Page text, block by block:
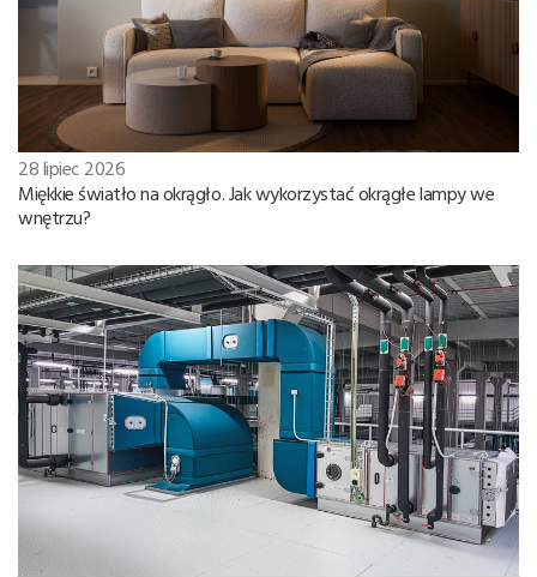
28 lipiec 2026
Miękkie światło na okrągło. Jak wykorzystać okrągłe lampy we
wnętrzu?